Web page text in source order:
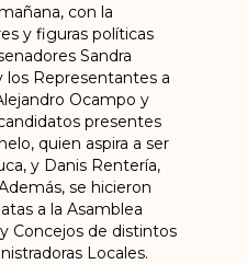
con la
y figuras políticas
Sandra
los Representantes a
Ocampo y
presentes
quien aspira a ser
y Danis Rentería,
se hicieron
a la Asamblea
Concejos de distintos
Locales.